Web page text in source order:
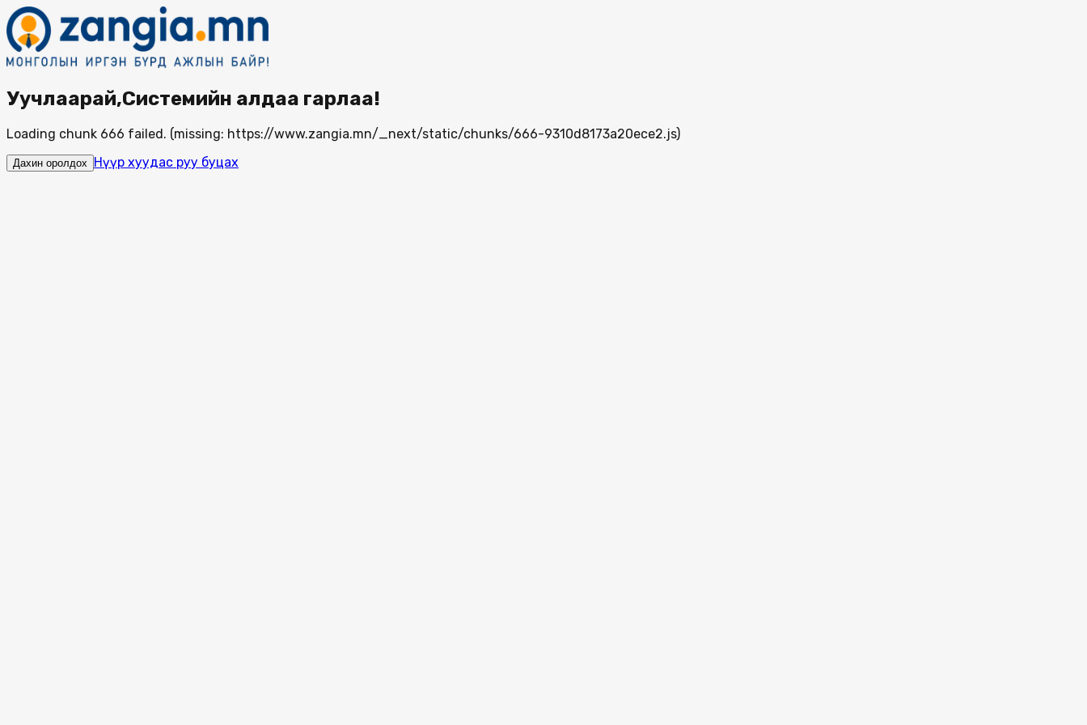
Уучлаарай,Системийн алдаа гарлаа!
Loading chunk 666 failed. (missing: https://www.zangia.mn/_next/static/chunks/666-9310d8173a20ece2.js)
Дахин оролдох Нүүр хуудас руу буцах